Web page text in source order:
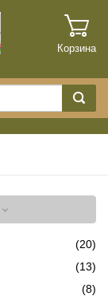
Корзина
(20)
(13)
(8)